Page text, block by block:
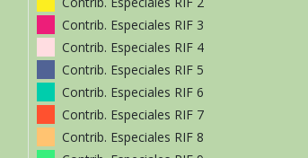
Contrib. Especiales RIF 3
Contrib. Especiales RIF 4
Contrib. Especiales RIF 5
Contrib. Especiales RIF 6
Contrib. Especiales RIF 7
Contrib. Especiales RIF 8